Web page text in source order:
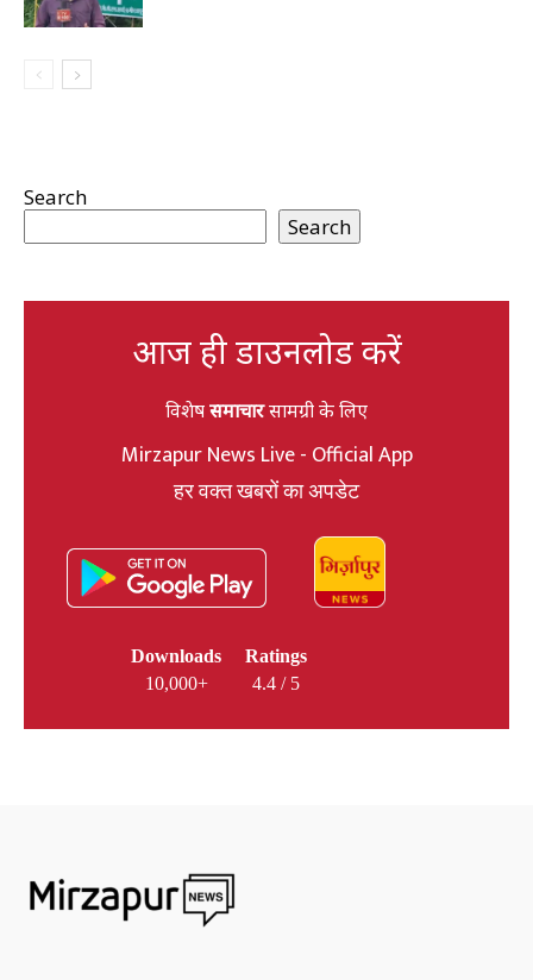
Search
Search
आज ही डाउनलोड करें
विशेषसमाचारसामग्री के लिए
Mirzapur News Live - Official App
हर वक्त खबरों का अपडेट
Downloads
10,000+
Ratings
4.4 / 5